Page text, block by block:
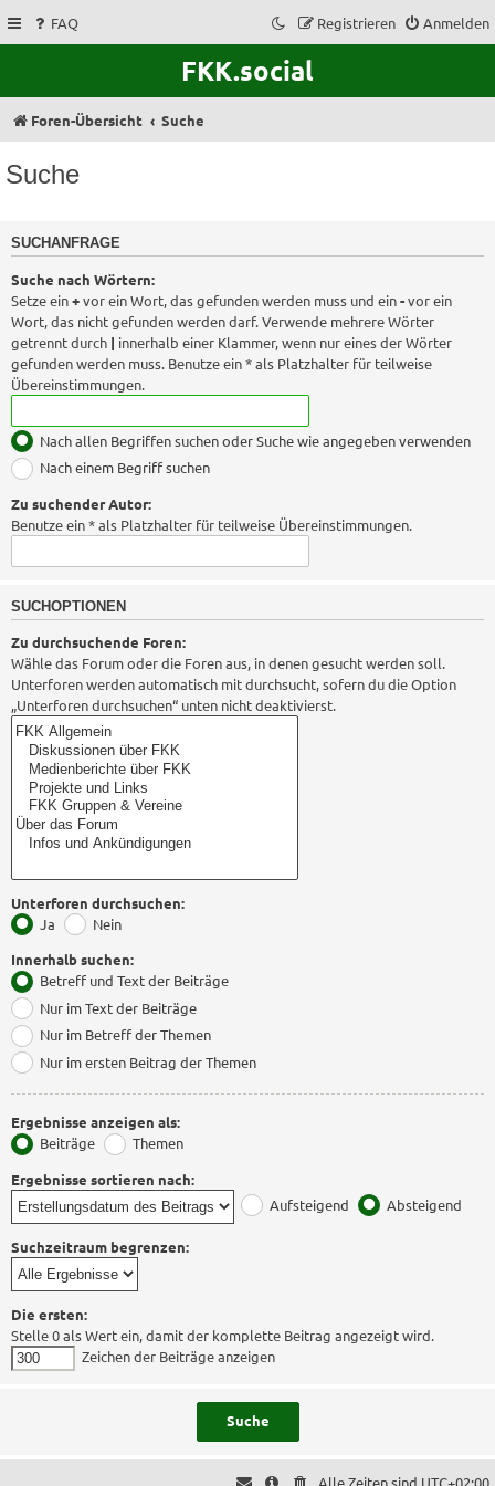
FAQ Anmelden
Registrieren
FKK.social
Foren-Übersicht Suche
Suche
SUCHANFRAGE
Suche nach Wörtern:
Setze ein+vor ein Wort, das gefunden werden muss und ein-vor ein
Wort, das nicht gefunden werden darf. Verwende mehrere Wörter
getrennt durch | innerhalb einer Klammer, wenn nur eines der Wörter
gefunden werden muss. Benutze ein * als Platzhalter für teilweise
Übereinstimmungen.
Nach allen Begriffen suchen oder Suche wie angegeben verwenden
Nach einem Begriff suchen
Zu suchender Autor:
Benutze ein * als Platzhalter für teilweise Übereinstimmungen.
SUCHOPTIONEN
Zu durchsuchende Foren:
Wähle das Forum oder die Foren aus, in denen gesucht werden soll.
Unterforen werden automatisch mit durchsucht, sofern du die Option
„Unterforen durchsuchen“ unten nicht deaktivierst.
Unterforen durchsuchen:
Ja
Nein
Innerhalb suchen:
Betreff und Text der Beiträge
Nur im Text der Beiträge
Nur im Betreff der Themen
Nur im ersten Beitrag der Themen
Ergebnisse anzeigen als:
Beiträge
Themen
Ergebnisse sortieren nach:
Aufsteigend
Absteigend
Suchzeitraum begrenzen:
Die ersten:
Stelle 0 als Wert ein, damit der komplette Beitrag angezeigt wird.
Zeichen der Beiträge anzeigen